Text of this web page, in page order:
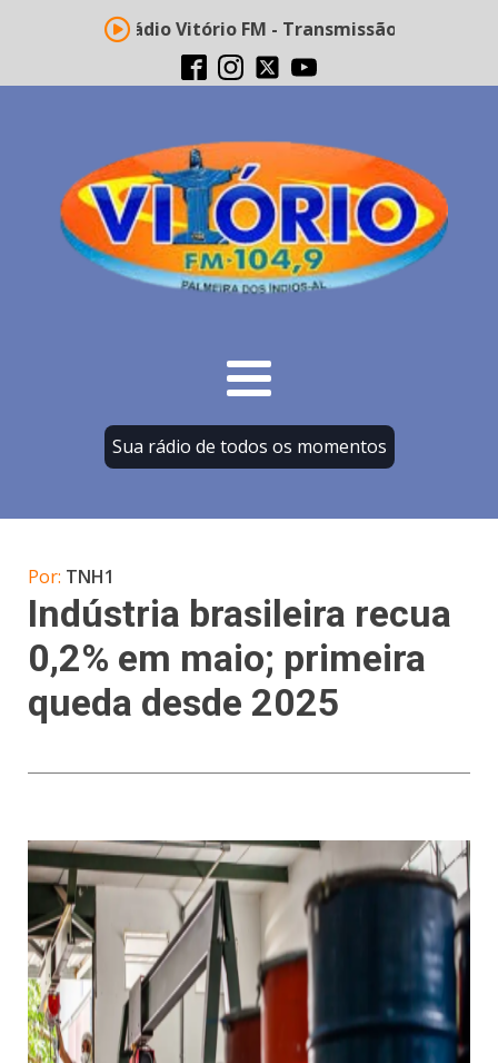
Rádio Vitório FM - Transmissão ao vivo
Sua rádio de todos os momentos
Por: TNH1
Indústria brasileira recua
0,2% em maio; primeira
queda desde 2025